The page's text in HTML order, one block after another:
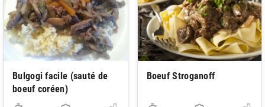
Bulgogi facile (sauté de
boeuf coréen)
Boeuf Stroganoff